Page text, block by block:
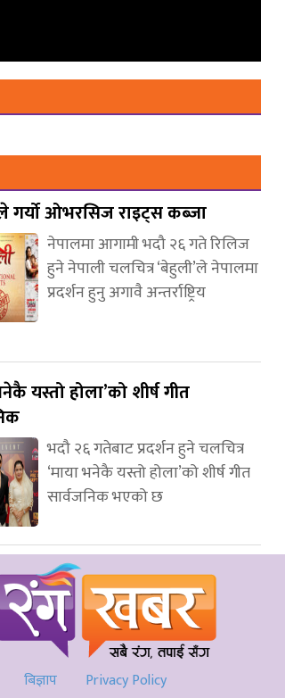
गर्यो ओभरसिज राइट्स कब्जा
नेपालमा आगामी भदौ २६ गते रिलिज
हुने नेपाली चलचित्र ‘बेहुली’ले नेपालमा
प्रदर्शन हुनु अगावै अन्तर्राष्ट्रिय
यस्तो होला’को शीर्ष गीत
भदौ २६ गतेबाट प्रदर्शन हुने चलचित्र
‘माया भनेकै यस्तो होला’को शीर्ष गीत
सार्वजनिक भएको छ
बिज्ञाप
Privacy Policy